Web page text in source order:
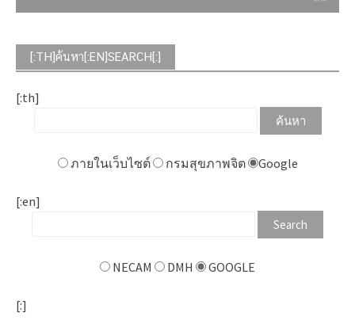
[:TH]ค้นหา[:EN]SEARCH[:]
[:th]
ภายในเว็บไซต์ กรมสุขภาพจิต Google
[:en]
NECAM DMH GOOGLE
[:]